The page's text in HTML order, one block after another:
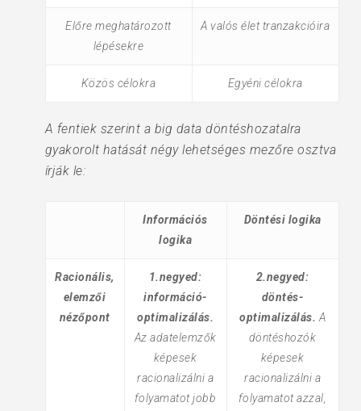
Előre meghatározott
lépésekre
A valós élet tranzakcióira
Közös célokra Egyéni célokra
A fentiek szerint a big data döntéshozatalra
gyakorolt hatását négy lehetséges mezőre osztva
írják le:
Információs
logika
Döntési logika
Racionális,
elemzői
nézőpont
1.negyed:
információ-
optimalizálás.
Az adatelemzők
képesek
racionalizálni a
folyamatot jobb
2.negyed:
döntés-
optimalizálás. A
döntéshozók
képesek
racionalizálni a
folyamatot azzal,